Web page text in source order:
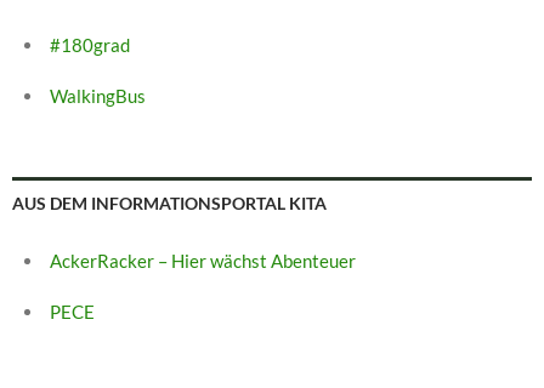
#180grad
WalkingBus
AUS DEM INFORMATIONSPORTAL KITA
AckerRacker – Hier wächst Abenteuer
PECE